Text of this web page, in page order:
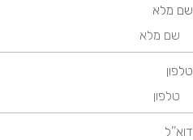
שם מלא
טלפון
דוא’’ל